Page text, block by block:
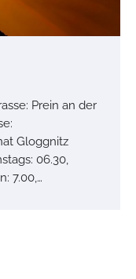
Prein an der
Gloggnitz
06.30,
7.00,…